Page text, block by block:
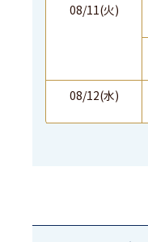
08/11(火)
08/12(水)